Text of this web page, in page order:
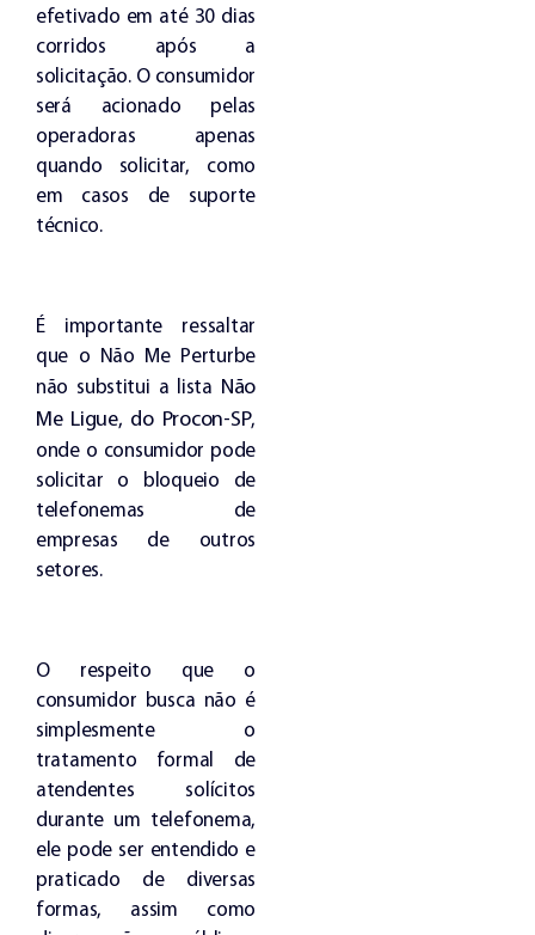
efetivado em até 30 dias
corridos após a
solicitação. O consumidor
será acionado pelas
operadoras apenas
quando solicitar, como
em casos de suporte
técnico.
É importante ressaltar
que o Não Me Perturbe
não substitui a lista Não
Me Ligue, do Procon-SP,
onde o consumidor pode
solicitar o bloqueio de
telefonemas de
empresas de outros
setores.
O respeito que o
consumidor busca não é
simplesmente o
tratamento formal de
atendentes solícitos
durante um telefonema,
ele pode ser entendido e
praticado de diversas
formas, assim como